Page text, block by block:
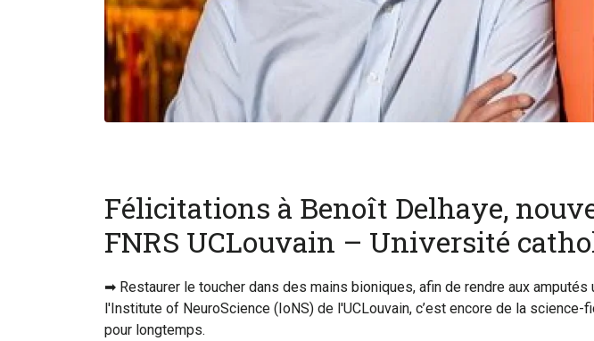
Félicitations à Benoît Delhaye,
FNRS UCLouvain – Université
➡ Restaurer le toucher dans des mains bioniques, afin de rendre aux
l'Institute of NeuroScience (IoNS) de l'UCLouvain, c’est encore de la
pour longtemps.